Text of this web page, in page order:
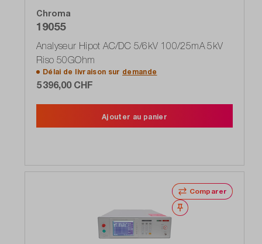
Chroma
19055
Analyseur Hipot AC/DC 5/6kV 100/25mA 5kV
Riso 50GOhm
Délai de livraison sur demande
5 396,00 CHF
Ajouter au panier
Comparer
Noter